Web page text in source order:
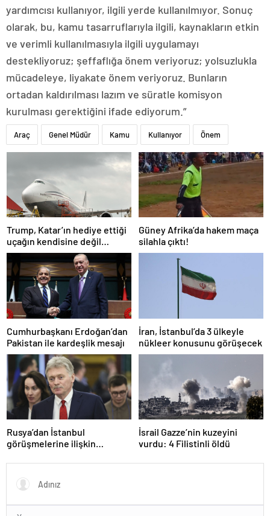
yardımcısı kullanıyor, ilgili yerde kullanılmıyor. Sonuç
olarak, bu, kamu tasarruflarıyla ilgili, kaynakların etkin
ve verimli kullanılmasıyla ilgili uygulamayı
destekliyoruz; şeffaflığa önem veriyoruz; yolsuzlukla
mücadeleye, liyakate önem veriyoruz. Bunların
ortadan kaldırılması lazım ve süratle komisyon
kurulması gerektiğini ifade ediyorum.”
Araç Genel Müdür Kamu Kullanıyor Önem
Trump, Katar’ın hediye ettiği
uçağın kendisine değil
Pentagon’a verileceğini
açıkladı
Güney Afrika’da hakem maça
silahla çıktı!
Cumhurbaşkanı Erdoğan’dan
Pakistan ile kardeşlik mesajı
İran, İstanbul’da 3 ülkeyle
nükleer konusunu görüşecek
Rusya’dan İstanbul
görüşmelerine ilişkin
İsrail Gazze’nin kuzeyini
vurdu: 4 Filistinli öldü